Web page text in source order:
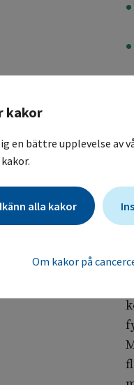
kakor
en bättre upplevelse av
alla kakor
Om kakor på